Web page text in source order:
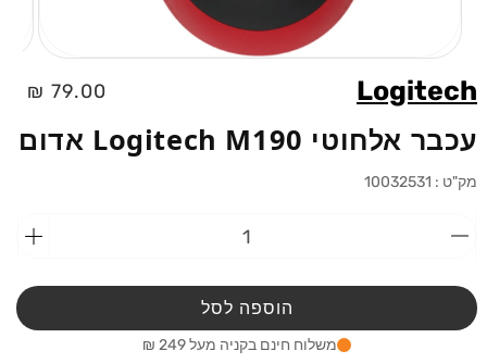
Logitech
מחיר
79.00 ₪
עכבר אלחוטי Logitech M190 אדום
מק"ט : 10032531
מ-עכבר
מ-
הוספה לסל
משלוח חינם בקניה מעל 249 ₪
1